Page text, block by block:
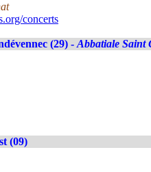
concerts
(29) - Abbatiale Saint
(09)